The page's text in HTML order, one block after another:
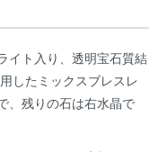
イト入り、透明宝石質結
したミックスブレスレ
、残りの石は右水晶で